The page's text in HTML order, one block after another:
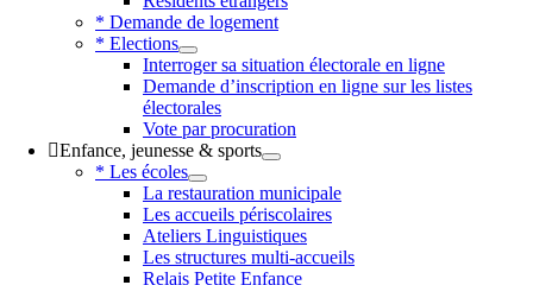
* Demande de logement
* Elections
Interroger sa situation électorale en ligne
Demande d’inscription en ligne sur les listes
électorales
Vote par procuration
Enfance, jeunesse & sports
* Les écoles
La restauration municipale
Les accueils périscolaires
Ateliers Linguistiques
Les structures multi-accueils
Relais Petite Enfance